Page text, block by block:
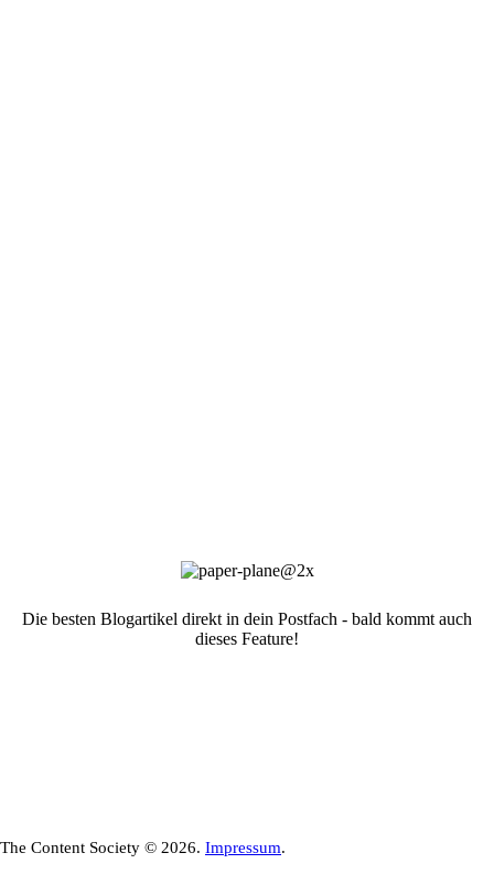
Die besten Blogartikel direkt in dein Postfach - bald kommt auch
dieses Feature!
The Content Society © 2026. Impressum.